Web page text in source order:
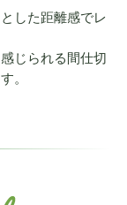
した距離感でレ
じられる間仕切
。